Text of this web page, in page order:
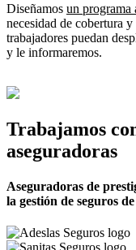
Diseñamos un programa
necesidad de cobertura
trabajadores puedan
y le informaremos.
Trabajamos
aseguradoras
Aseguradoras de
la gestión de seguros